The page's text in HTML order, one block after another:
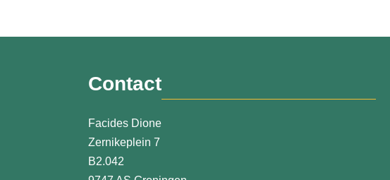
Contact
Facides Dione
Zernikeplein 7
B2.042